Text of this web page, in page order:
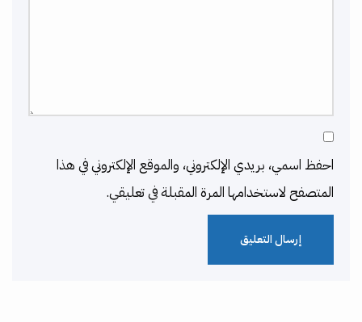
احفظ اسمي، بريدي الإلكتروني، والموقع الإلكتروني في هذا
المتصفح لاستخدامها المرة المقبلة في تعليقي.